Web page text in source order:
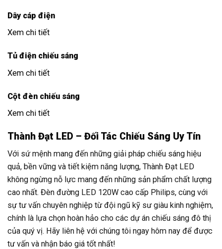
Dây cáp điện
Xem chi tiết
Tủ điện chiếu sáng
Xem chi tiết
Cột đèn chiếu sáng
Xem chi tiết
Thành Đạt LED – Đối Tác Chiếu Sáng Uy Tín
Với sứ mệnh mang đến những giải pháp chiếu sáng hiệu
quả, bền vững và tiết kiệm năng lượng, Thành Đạt LED
không ngừng nỗ lực mang đến những sản phẩm chất lượng
cao nhất. Đèn đường LED 120W cao cấp Philips, cùng với
sự tư vấn chuyên nghiệp từ đội ngũ kỹ sư giàu kinh nghiệm,
chính là lựa chọn hoàn hảo cho các dự án chiếu sáng đô thị
của quý vị. Hãy liên hệ với chúng tôi ngay hôm nay để được
tư vấn và nhận báo giá tốt nhất!